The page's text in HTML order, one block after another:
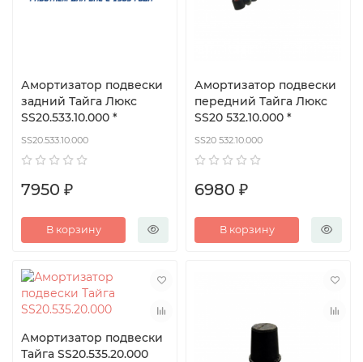
Амортизатор подвески
задний Тайга Люкс
SS20.533.10.000 *
SS20.533.10.000
7950 ₽
В корзину
Амортизатор подвески
передний Тайга Люкс
SS20 532.10.000 *
SS20 532.10.000
6980 ₽
В корзину
Амортизатор подвески
Тайга SS20.535.20.000